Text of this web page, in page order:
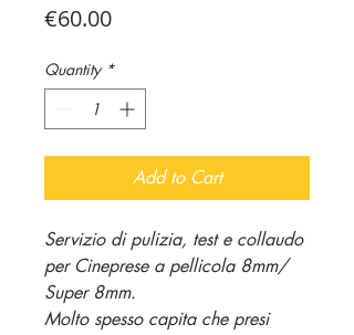
€60.00Price
Quantity *
Add to Cart
Servizio di pulizia, test e collaudo
per Cineprese a pellicola 8mm/
Super 8mm.
Molto spesso capita che presi